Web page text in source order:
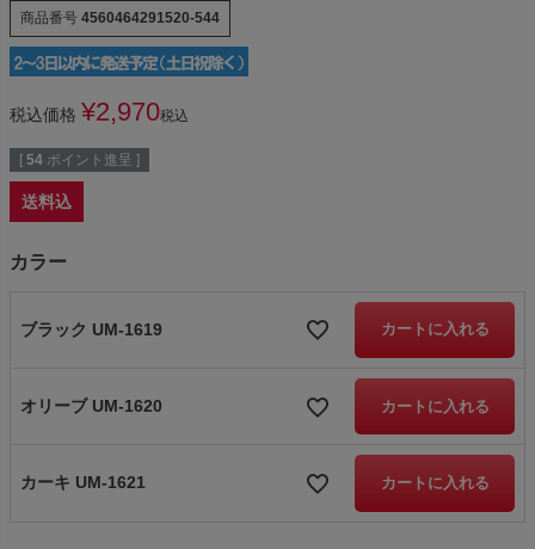
商品番号 4560464291520-544
税込価格 ¥2,970税込
[ 54 ポイント進呈 ]
送料込
カラー
ブラック UM-1619 カートに入れる
オリーブ UM-1620 カートに入れる
カーキ UM-1621 カートに入れる